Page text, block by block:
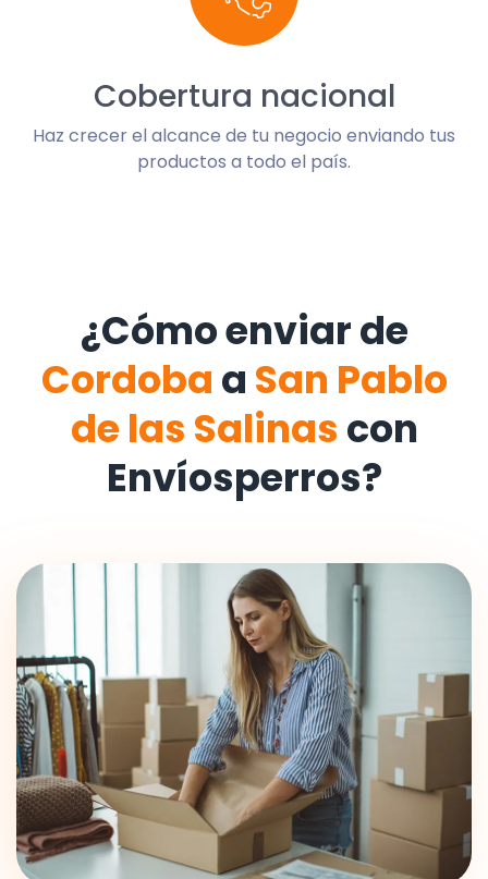
Cobertura nacional
Haz crecer el alcance de tu negocio enviando tus
productos a todo el país.
¿Cómo enviar de
Cordoba a San Pablo
de las Salinas con
Envíosperros?